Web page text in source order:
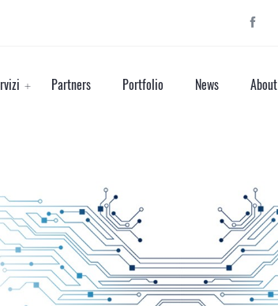
Partners Portfolio News About